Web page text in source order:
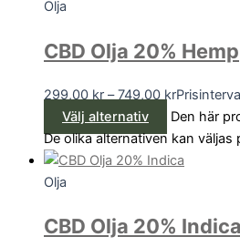
Olja
CBD Olja 20% Hemp
299,00 kr – 749,00 kr
Välj alternativ
Den här
De olika alternativen kan väljas
Olja
CBD Olja 20% Indica